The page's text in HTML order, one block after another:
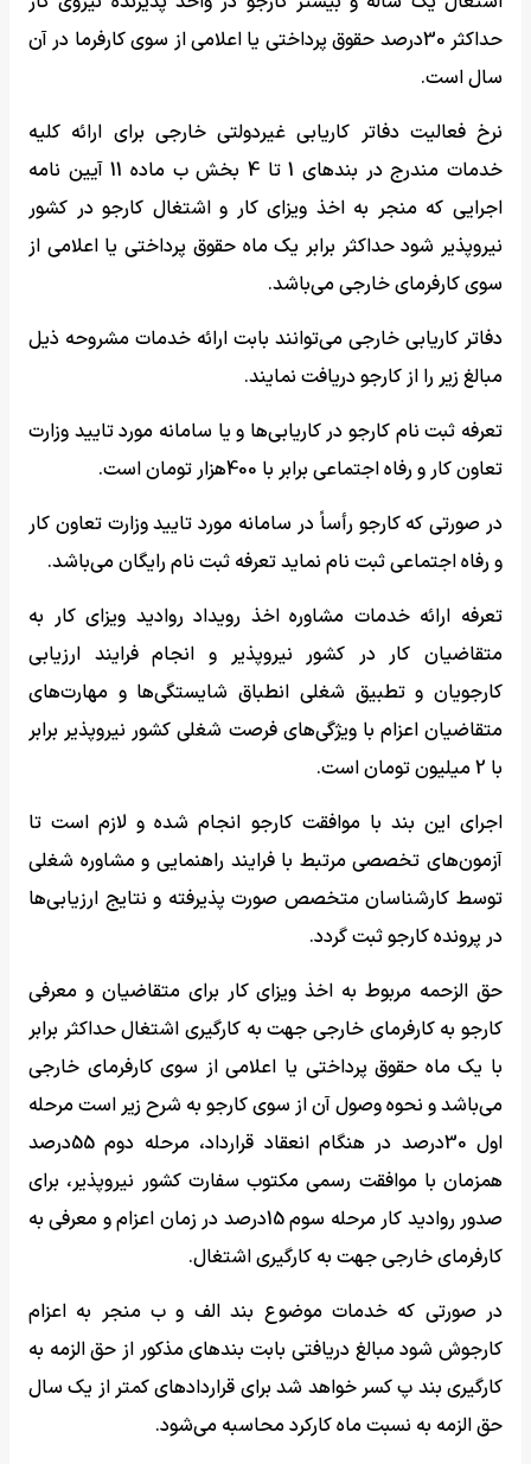
حداکثر 30درصد حقوق پرداختی یا اعلامی از سوی کارفرما در آن
سال است.
نرخ فعالیت دفاتر کاریابی غیردولتی خارجی برای ارائه کلیه
خدمات مندرج در بندهای 1 تا 4 بخش ب ماده 11 آیین نامه
اجرایی که منجر به اخذ ویزای کار و اشتغال کارجو در کشور
نیروپذیر شود حداکثر برابر یک ماه حقوق پرداختی یا اعلامی از
سوی کارفرمای خارجی می‌باشد.
دفاتر کاریابی خارجی می‌توانند بابت ارائه خدمات مشروحه ذیل
مبالغ زیر را از کارجو دریافت نمایند.
تعرفه ثبت نام کارجو در کاریابی‌ها و یا سامانه مورد تایید وزارت
تعاون کار و رفاه اجتماعی برابر با 400هزار تومان است.
در صورتی که کارجو رأساً در سامانه مورد تایید وزارت تعاون کار
و رفاه اجتماعی ثبت نام نماید تعرفه ثبت نام رایگان می‌باشد.
تعرفه ارائه خدمات مشاوره اخذ رویداد روادید ویزای کار به
متقاضیان کار در کشور نیروپذیر و انجام فرایند ارزیابی
کارجویان و تطبیق شغلی انطباق شایستگی‌ها و مهارت‌های
متقاضیان اعزام با ویژگی‌های فرصت شغلی کشور نیروپذیر برابر
با 2 میلیون تومان است.
اجرای این بند با موافقت کارجو انجام شده و لازم است تا
آزمون‌های تخصصی مرتبط با فرایند راهنمایی و مشاوره شغلی
توسط کارشناسان متخصص صورت پذیرفته و نتایج ارزیابی‌ها
در پرونده کارجو ثبت گردد.
حق الزحمه مربوط به اخذ ویزای کار برای متقاضیان و معرفی
کارجو به کارفرمای خارجی جهت به کارگیری اشتغال حداکثر برابر
با یک ماه حقوق پرداختی یا اعلامی از سوی کارفرمای خارجی
می‌باشد و نحوه وصول آن از سوی کارجو به شرح زیر است مرحله
اول 30درصد در هنگام انعقاد قرارداد، مرحله دوم 55درصد
همزمان با موافقت رسمی مکتوب سفارت کشور نیروپذیر، برای
صدور روادید کار مرحله سوم 15درصد در زمان اعزام و معرفی به
کارفرمای خارجی جهت به کارگیری اشتغال.
در صورتی که خدمات موضوع بند الف و ب منجر به اعزام
کارجوش شود مبالغ دریافتی بابت بندهای مذکور از حق الزمه به
کارگیری بند پ کسر خواهد شد برای قراردادهای کمتر از یک سال
حق الزمه به نسبت ماه کارکرد محاسبه می‌شود.